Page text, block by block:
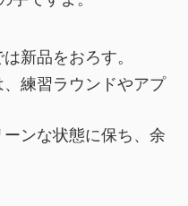
新品をおろす。
練習ラウンドやアプ
ンな状態に保ち、余